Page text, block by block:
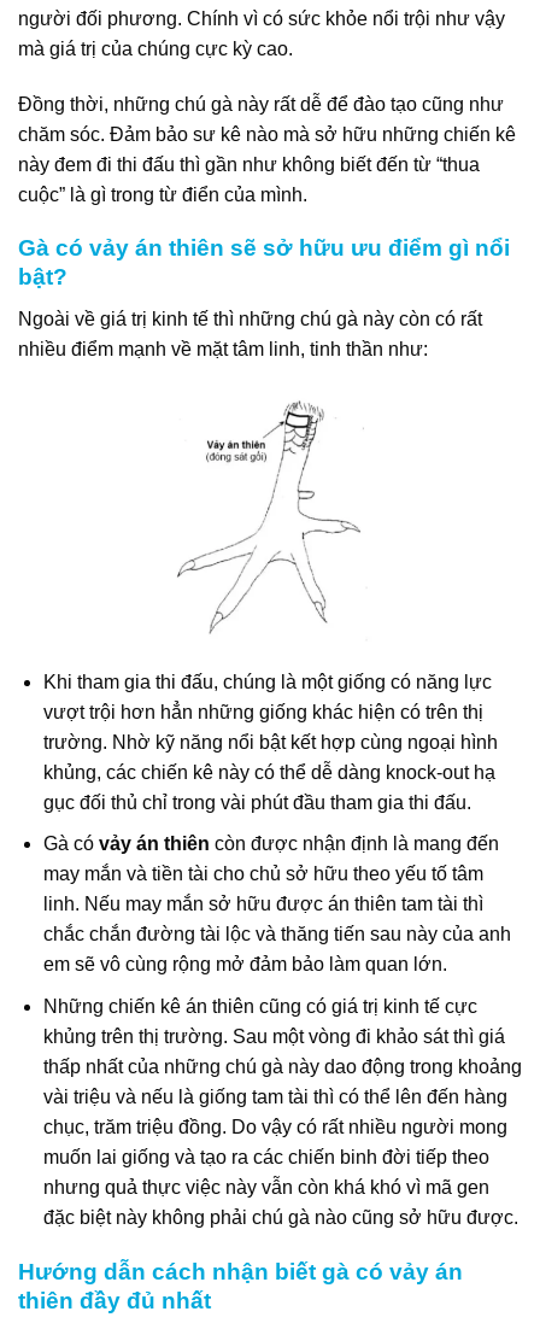
người đối phương. Chính vì có sức khỏe nổi trội như vậy
mà giá trị của chúng cực kỳ cao.
Đồng thời, những chú gà này rất dễ để đào tạo cũng như
chăm sóc. Đảm bảo sư kê nào mà sở hữu những chiến kê
này đem đi thi đấu thì gần như không biết đến từ “thua
cuộc” là gì trong từ điển của mình.
Gà có vảy án thiên sẽ sở hữu ưu điểm gì nổi
bật?
Ngoài về giá trị kinh tế thì những chú gà này còn có rất
nhiều điểm mạnh về mặt tâm linh, tinh thần như:
Khi tham gia thi đấu, chúng là một giống có năng lực
vượt trội hơn hẳn những giống khác hiện có trên thị
trường. Nhờ kỹ năng nổi bật kết hợp cùng ngoại hình
khủng, các chiến kê này có thể dễ dàng knock-out hạ
gục đối thủ chỉ trong vài phút đầu tham gia thi đấu.
Gà có vảy án thiên còn được nhận định là mang đến
may mắn và tiền tài cho chủ sở hữu theo yếu tố tâm
linh. Nếu may mắn sở hữu được án thiên tam tài thì
chắc chắn đường tài lộc và thăng tiến sau này của anh
em sẽ vô cùng rộng mở đảm bảo làm quan lớn.
Những chiến kê án thiên cũng có giá trị kinh tế cực
khủng trên thị trường. Sau một vòng đi khảo sát thì giá
thấp nhất của những chú gà này dao động trong khoảng
vài triệu và nếu là giống tam tài thì có thể lên đến hàng
chục, trăm triệu đồng. Do vậy có rất nhiều người mong
muốn lai giống và tạo ra các chiến binh đời tiếp theo
nhưng quả thực việc này vẫn còn khá khó vì mã gen
đặc biệt này không phải chú gà nào cũng sở hữu được.
Hướng dẫn cách nhận biết gà có vảy án
thiên đầy đủ nhất